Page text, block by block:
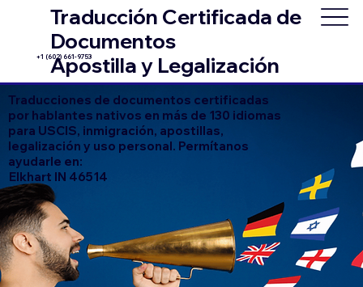
Traducción Certificada de
Documentos
Apostilla y Legalización
+1 (602) 661-9753
Traducciones de documentos certificadas
por hablantes nativos en más de 130 idiomas
para USCIS, inmigración, apostillas,
legalización y uso personal. Permítanos
ayudarle en:
Elkhart IN 46514